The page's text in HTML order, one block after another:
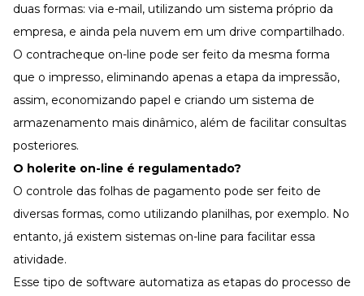
duas formas: via e-mail, utilizando um sistema próprio da
empresa, e ainda pela nuvem em um drive compartilhado.
O contracheque on-line pode ser feito da mesma forma
que o impresso, eliminando apenas a etapa da impressão,
assim, economizando papel e criando um sistema de
armazenamento mais dinâmico, além de facilitar consultas
posteriores.
O holerite on-line é regulamentado?
O controle das folhas de pagamento pode ser feito de
diversas formas, como utilizando planilhas, por exemplo. No
entanto, já existem sistemas on-line para facilitar essa
atividade.
Esse tipo de software automatiza as etapas do processo de